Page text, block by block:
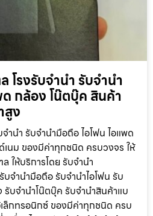
รงรับจำนำ รับจำนำ
กล้อง โน๊ตบุ๊ค สินค้า
สูง
นำ รับจำนำมือถือ ไอโฟน ไอแพด
นม ของมีค่าทุกชนิด ครบวงจร ให้
ให้บริการโดย รับจํานํา
จำนำมือถือ รับจำนำไอโฟน รับ
รับจำนำโน๊ตบุ๊ค รับจำนำสินค้าแบ
ล็กทรอนิกซ์ ของมีค่าทุกชนิด ครบ